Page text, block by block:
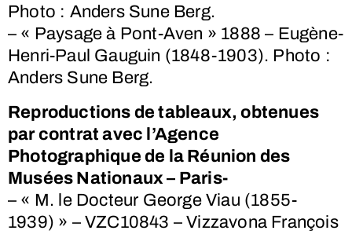
Photo : Anders Sune Berg.
– « Paysage à Pont-Aven » 1888 – Eugène-
Henri-Paul Gauguin (1848-1903). Photo :
Anders Sune Berg.
Reproductions de tableaux, obtenues
par contrat avec l’Agence
Photographique de la Réunion des
Musées Nationaux – Paris-
– « M. le Docteur George Viau (1855-
1939) » – VZC10843 – Vizzavona François